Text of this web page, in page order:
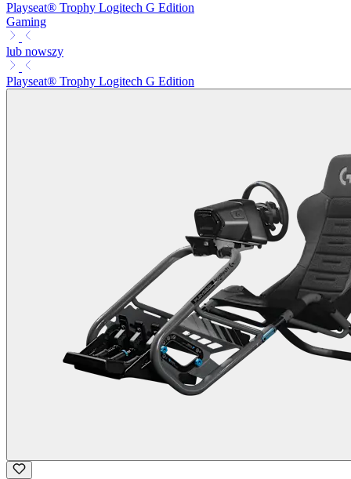
Playseat® Trophy Logitech G Edition
Gaming
lub nowszy
Playseat® Trophy Logitech G Edition